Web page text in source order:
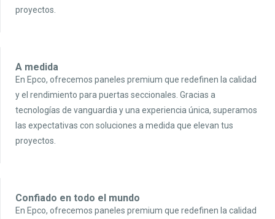
proyectos.
A medida
En Epco, ofrecemos paneles premium que redefinen la calidad
y el rendimiento para puertas seccionales. Gracias a
tecnologías de vanguardia y una experiencia única, superamos
las expectativas con soluciones a medida que elevan tus
proyectos.
Confiado en todo el mundo
En Epco, ofrecemos paneles premium que redefinen la calidad